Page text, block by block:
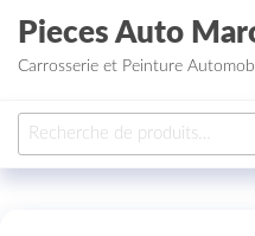
Aller au contenu
Pieces Auto
Carrosserie et Peinture
Recherche pour :